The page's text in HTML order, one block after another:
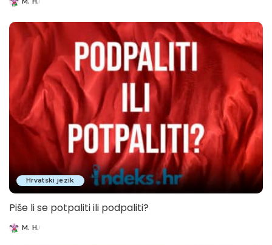
Posted
Hrvatski jezik
Piše li se potpaliti ili podpaliti?
Posted
M. H.